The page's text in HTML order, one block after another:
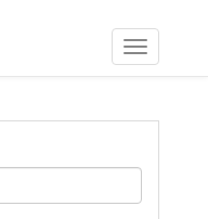
Toggle